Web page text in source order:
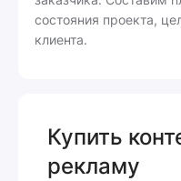
состояния проекта,
клиента.
Купить
рекламу